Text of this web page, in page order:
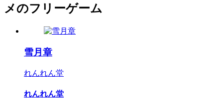
メのフリーゲーム
雪月章
れんれん堂
れんれん堂